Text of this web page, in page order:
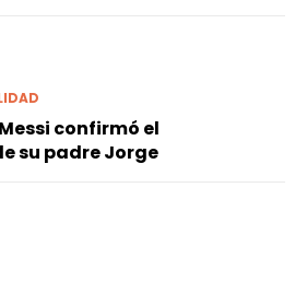
confirmó el
su padre Jorge